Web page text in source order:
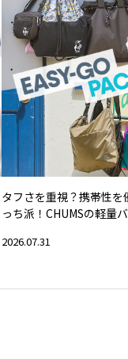
タフさを重視？携帯性
っち派！CHUMSの軽量
2026.07.31